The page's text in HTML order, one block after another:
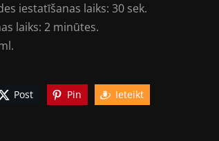
iestatīšanas laiks: 30 sek.
laiks: 2 minūtes.
Post Pin Ieteikt